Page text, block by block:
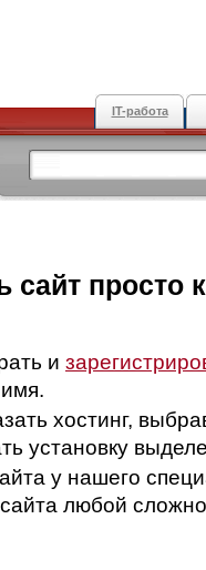
IT-работа
сайт просто
и
хостинг,
установку
у нашего
любой